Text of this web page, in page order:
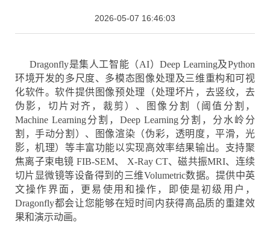
2026-05-07 16:46:03
Dragonfly是集人工智能（AI）Deep Learning及Python
环境开发的多尺度、多模态图像处理及三维重构和可视
化软件。软件提供图像预处理（处理坏片，去竖纹，去
伪影，切片对齐，裁剪）、图像分割（阈值分割，
Machine Learning分割，Deep Learning分割，分水岭分
割，手动分割）、图像渲染（伪彩，透明度，平滑，光
影，机理）等丰富功能以实现高效率结果输出。支持聚
焦离子束电镜 FIB-SEM、 X-Ray CT、磁共振MRI、连续
切片显微镜等设备得到的三维Volumetric数据。提供中英
文操作界面，更易使用和操作，即使是初级用户，
Dragonfly都会让您能够在短时间内获得高品质的重建效
果和演示动画。